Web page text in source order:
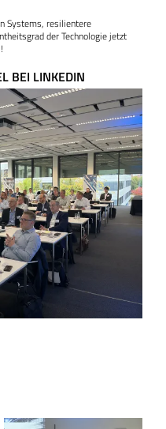
Systems, resilientere
der Technologie jetzt
BEI LINKEDIN